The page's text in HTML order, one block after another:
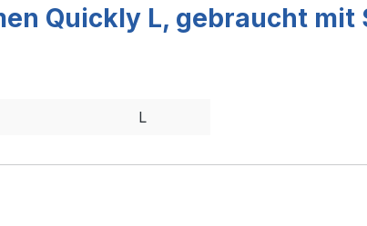
Quickly L, gebraucht mit
L